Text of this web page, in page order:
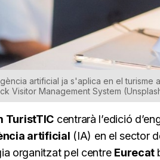
artificial ja s'aplica en el turisme
Visitor Management System
TuristTIC centrarà l’edició
artificial (IA) en el sector
organitzat pel centre Eurecat